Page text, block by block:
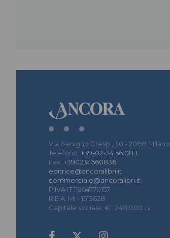
Via Benigno Crespi, 30 - 20159 Milano
Telefono: +39-02-34.56.08.1
Fax: +390234560836
editrice@ancoralibri.it
commerciale@ancoralibri.it
P.IVA IT 11964770157
R.E.A. MI - 1513628
Capitale sociale: € 1.248.000 i.v.